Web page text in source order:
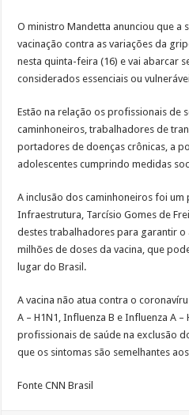
O ministro Mandetta anunciou que a
vacinação contra as variações da
nesta quinta-feira (16) e vai abarcar
considerados essenciais ou
Estão na relação os profissionais de
caminhoneiros, trabalhadores de
portadores de doenças crônicas, a
adolescentes cumprindo medidas
A inclusão dos caminhoneiros foi
Infraestrutura, Tarcísio Gomes de
destes trabalhadores para garantir o
milhões de doses da vacina, que
lugar do Brasil.
A vacina não atua contra o
A – H1N1, Influenza B e Influenza A
profissionais de saúde na exclusão
que os sintomas são semelhantes
Fonte CNN Brasil